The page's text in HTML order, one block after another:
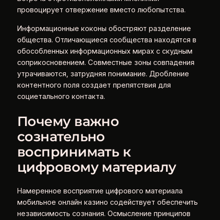
провоцирует отвержение вместо любопытства.
Информационные коконы обостряют разделение
общества. Отличающиеся сообщества находятся в
обособленных информационных мирах с скудным
соприкосновением. Совместные зоны совпадения
утрачиваются, затрудняя понимание. Дробление
контентного поля создает препятствия для
социетального контакта.
Почему важно
сознательно
воспринимать к
цифровому материалу
Намеренное восприятие цифрового материала
мобильное онлайн казино содействует обеспечить
независимость сознания. Осмысление принципов